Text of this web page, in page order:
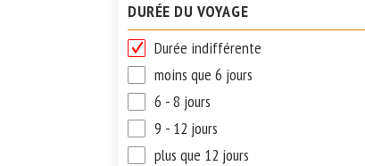
DURÉE DU VOYAGE
Durée indifférente
moins que 6 jours
6 - 8 jours
9 - 12 jours
plus que 12 jours